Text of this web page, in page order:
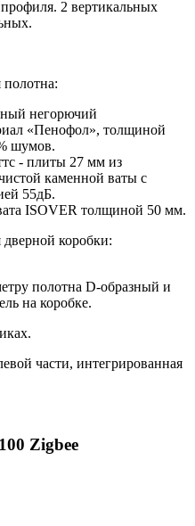
2 вертикальных
негорючий
«Пенофол», толщиной
шумов.
- плиты 27 мм из
каменной ваты с
55дБ.
ISOVER толщиной 50 мм.
коробки:
полотна D-образный и
на коробке.
части, интегрированная
Zigbee